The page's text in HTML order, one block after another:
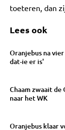
toeteren, dan
Lees ook
Oranjebus na
dat-ie er is'
Chaam zwaait
naar het WK
Oranjebus klaar